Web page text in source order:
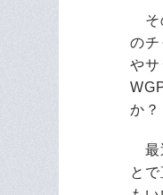
そ
の
や
か
最
と